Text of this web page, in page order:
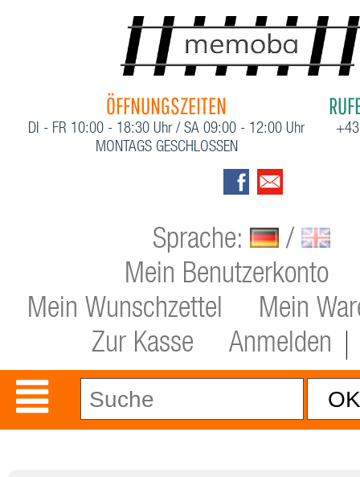
ÖFFNUNGSZEITEN
DI - FR 10:00 - 18:30 Uhr / SA 09:00 - 12:00 Uhr
MONTAGS GESCHLOSSEN
Sprache:
/
Mein Benutzerkonto
Mein Wunschzettel
Mein
Zur Kasse
Anmelden